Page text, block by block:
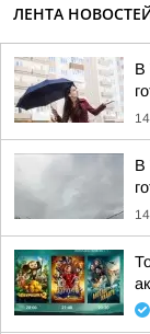
ЛЕНТА
В
В